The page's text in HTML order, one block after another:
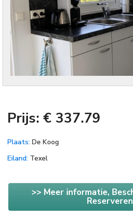
Prijs: € 337.79
Plaats: De Koog
Eiland: Texel
>> Meer informatie,
Reserveren